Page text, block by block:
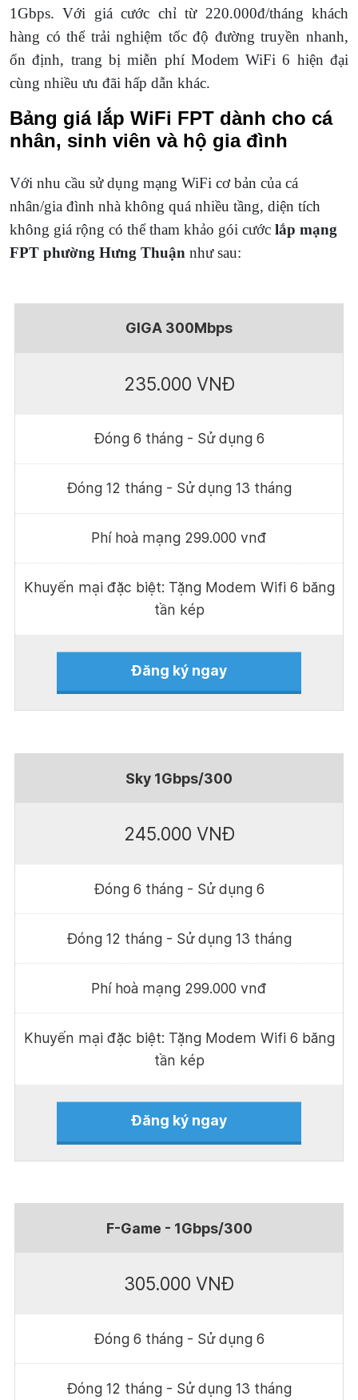
1Gbps. Với giá cước chỉ từ 220.000đ/tháng khách
hàng có thể trải nghiệm tốc độ đường truyền nhanh,
ổn định, trang bị miễn phí Modem WiFi 6 hiện đại
cùng nhiều ưu đãi hấp dẫn khác.
Bảng giá lắp WiFi FPT dành cho cá
nhân, sinh viên và hộ gia đình
Với nhu cầu sử dụng mạng WiFi cơ bản của cá
nhân/gia đình nhà không quá nhiều tầng, diện tích
không giá rộng có thể tham khảo gói cước lắp mạng
FPT phường Hưng Thuận như sau:
GIGA 300Mbps
235.000 VNĐ
Đóng 6 tháng - Sử dụng 6
Đóng 12 tháng - Sử dụng 13 tháng
Phí hoà mạng 299.000 vnđ
Khuyến mại đặc biệt: Tặng Modem Wifi 6 băng
tần kép
Đăng ký ngay
Sky 1Gbps/300
245.000 VNĐ
Đóng 6 tháng - Sử dụng 6
Đóng 12 tháng - Sử dụng 13 tháng
Phí hoà mạng 299.000 vnđ
Khuyến mại đặc biệt: Tặng Modem Wifi 6 băng
tần kép
Đăng ký ngay
F-Game - 1Gbps/300
305.000 VNĐ
Đóng 6 tháng - Sử dụng 6
Đóng 12 tháng - Sử dụng 13 tháng